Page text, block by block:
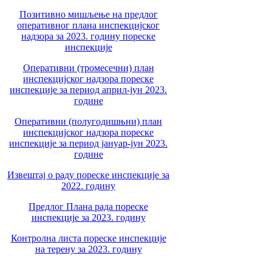
Позитивно мишљење на предлог
оперативног плана инспекцијског
надзора за 2023. годину пореске
инспекције
Оперативни (тромесечни) план
инспекцијског надзора пореске
инспекције за период април-јун 2023.
године
Оперативни (полугодишњни) план
инспекцијског надзора пореске
инспекције за период јануар-јун 2023.
године
Извештај о раду пореске инспекције за
2022. годину
Предлог Плана рада пореске
инспекције за 2023. годину
Контролна листа пореске инспекције
на терену за 2023. годину